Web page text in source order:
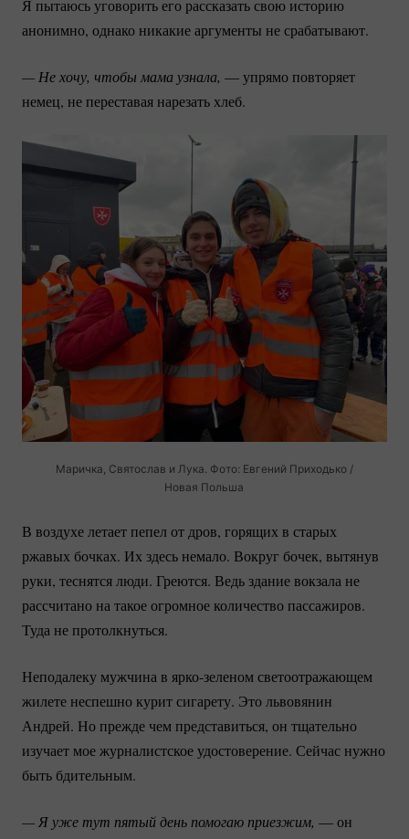
Я пытаюсь уговорить его рассказать свою историю
анонимно, однако никакие аргументы не срабатывают.
— Не хочу, чтобы мама узнала, — упрямо повторяет
немец, не переставая нарезать хлеб.
Маричка, Святослав и Лука. Фото: Евгений Приходько /
Новая Польша
В воздухе летает пепел от дров, горящих в старых
ржавых бочках. Их здесь немало. Вокруг бочек, вытянув
руки, теснятся люди. Греются. Ведь здание вокзала не
рассчитано на такое огромное количество пассажиров.
Туда не протолкнуться.
Неподалеку мужчина в ярко-зеленомсветоотражающем
жилете неспешно курит сигарету. Это львовянин
Андрей. Но прежде чем представиться, он тщательно
изучает мое журналистское удостоверение. Сейчас нужно
быть бдительным.
— Я уже тут пятый день помогаю приезжим, — он